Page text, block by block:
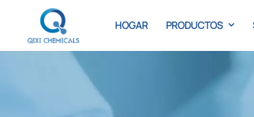
HOGAR PRODUCTOS